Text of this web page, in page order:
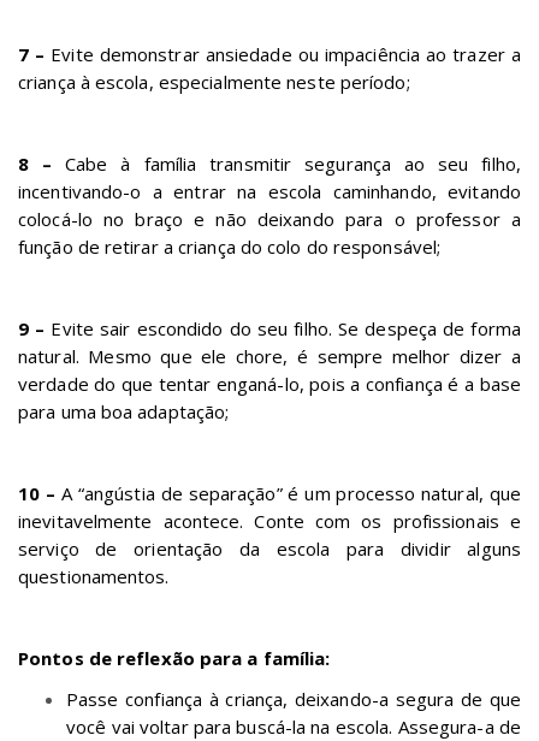
7 – Evite demonstrar ansiedade ou impaciência ao trazer a
criança à escola, especialmente neste período;
8 – Cabe à família transmitir segurança ao seu filho,
incentivando-o a entrar na escola caminhando, evitando
colocá-lo no braço e não deixando para o professor a
função de retirar a criança do colo do responsável;
9 – Evite sair escondido do seu filho. Se despeça de forma
natural. Mesmo que ele chore, é sempre melhor dizer a
verdade do que tentar enganá-lo, pois a confiança é a base
para uma boa adaptação;
10 – A “angústia de separação” é um processo natural, que
inevitavelmente acontece. Conte com os profissionais e
serviço de orientação da escola para dividir alguns
questionamentos.
Pontos de reflexão para a família:
Passe confiança à criança, deixando-a segura de que
você vai voltar para buscá-la na escola. Assegura-a de